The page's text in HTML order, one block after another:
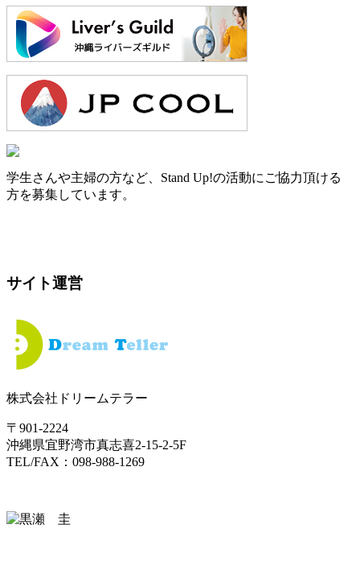
学生さんや主婦の方など、Stand Up!の活動にご協力頂ける
方を募集しています。
サイト運営
株式会社ドリームテラー
〒901-2224
沖縄県宜野湾市真志喜2-15-2-5F
TEL/FAX：098-988-1269